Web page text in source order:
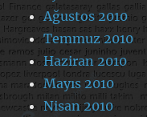
Ağustos 2010
Temmuz 2010
Haziran 2010
Mayıs 2010
Nisan 2010